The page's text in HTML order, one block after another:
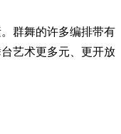
群舞的许多编排带有
艺术更多元、更开放